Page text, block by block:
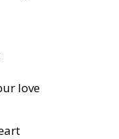
love